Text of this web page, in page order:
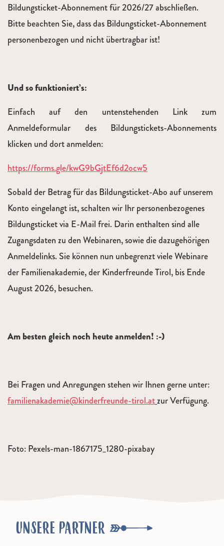
Bildungsticket-Abonnement für 2026/27 abschließen.
Bitte beachten Sie, dass das Bildungsticket-Abonnement
personenbezogen und nicht übertragbar ist!
Und so funktioniert’s:
Einfach auf den untenstehenden Link zum
Anmeldeformular des Bildungstickets-Abonnements
klicken und dort anmelden:
https://forms.gle/kwG9bGjtEf6d2ocw5
Sobald der Betrag für das Bildungsticket-Abo auf unserem
Konto eingelangt ist, schalten wir Ihr personenbezogenes
Bildungsticket via E-Mail frei. Darin enthalten sind alle
Zugangsdaten zu den Webinaren, sowie die dazugehörigen
Anmeldelinks. Sie können nun unbegrenzt viele Webinare
der Familienakademie, der Kinderfreunde Tirol, bis Ende
August 2026, besuchen.
Am besten gleich noch heute anmelden! :-)
Bei Fragen und Anregungen stehen wir Ihnen gerne unter:
familienakademie@kinderfreunde-tirol.atzur Verfügung.
Foto: Pexels-man-1867175_1280-pixabay
UNSERE PARTNER